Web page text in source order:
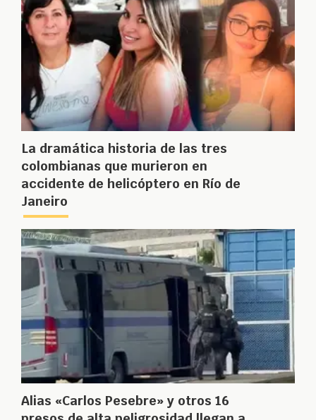
La dramática historia de las tres
colombianas que murieron en
accidente de helicóptero en Río de
Janeiro
Alias «Carlos Pesebre» y otros 16